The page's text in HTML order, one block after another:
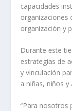
capacidades
organizaciones
organización y
Durante este
estrategias de
y vinculación
a niñas, niños y
“Para nosotros